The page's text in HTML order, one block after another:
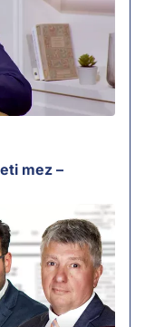
mez –